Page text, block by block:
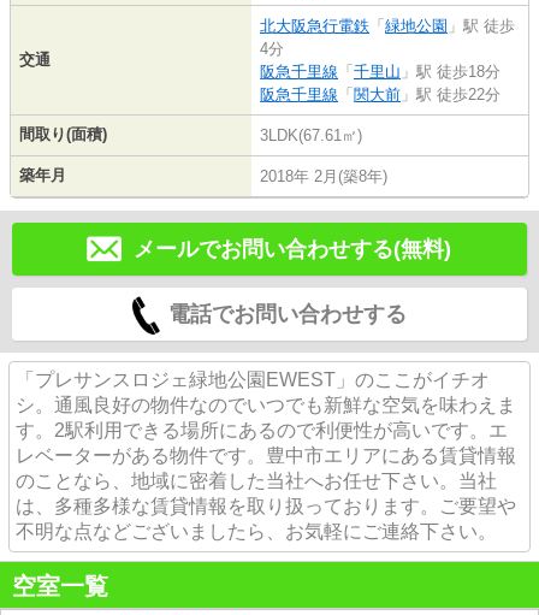
交通
北大阪急行電鉄 「 緑地公園 」駅 徒歩
4分
阪急千里線 「 千里山 」駅 徒歩18分
阪急千里線 「 関大前 」駅 徒歩22分
間取り(面積) 3LDK(67.61㎡)
築年月 2018年 2月(築8年)
メールでお問い合わせする(無料)
電話でお問い合わせする
「プレサンスロジェ緑地公園EWEST」のここがイチオ
シ。通風良好の物件なのでいつでも新鮮な空気を味わえま
す。2駅利用できる場所にあるので利便性が高いです。エ
レベーターがある物件です。豊中市エリアにある賃貸情報
のことなら、地域に密着した当社へお任せ下さい。当社
は、多種多様な賃貸情報を取り扱っております。ご要望や
不明な点などございましたら、お気軽にご連絡下さい。
空室一覧